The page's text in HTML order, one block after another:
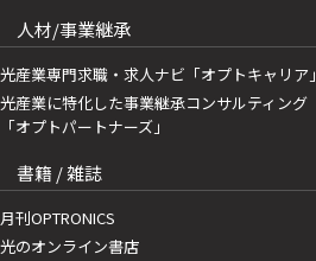
人材/事業継承
光産業専門求職・求人ナビ「オプトキャリア」
光産業に特化した事業継承コンサルティング
「オプトパートナーズ」
書籍 / 雑誌
月刊OPTRONICS
光のオンライン書店